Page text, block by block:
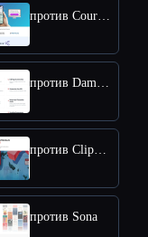
против Coursebox
против Damn Good Tools
против Clipdrop
против Sona